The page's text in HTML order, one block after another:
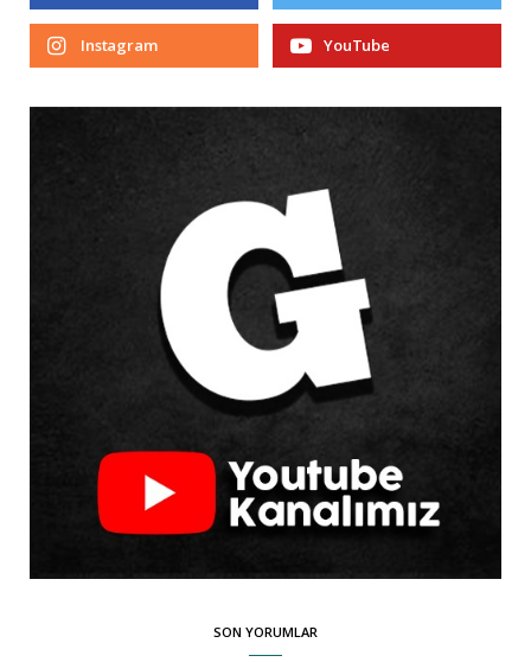
Instagram YouTube
SON YORUMLAR